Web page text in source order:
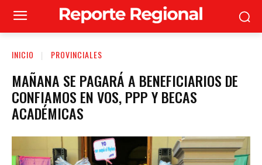
INICIO PROVINCIALES
MAÑANA SE PAGARÁ A BENEFICIARIOS DE
CONFIAMOS EN VOS, PPP Y BECAS
ACADÉMICAS